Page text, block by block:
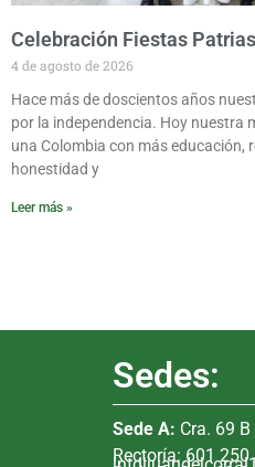
Celebración Fiestas Patrias
4 de agosto de 2026
Hace más de doscientos años
por la independencia. Hoy nuestra
una Colombia con más educación,
honestidad y
Leer más »
Sedes:
Sede A: Cra. 69
Rectoría: 601